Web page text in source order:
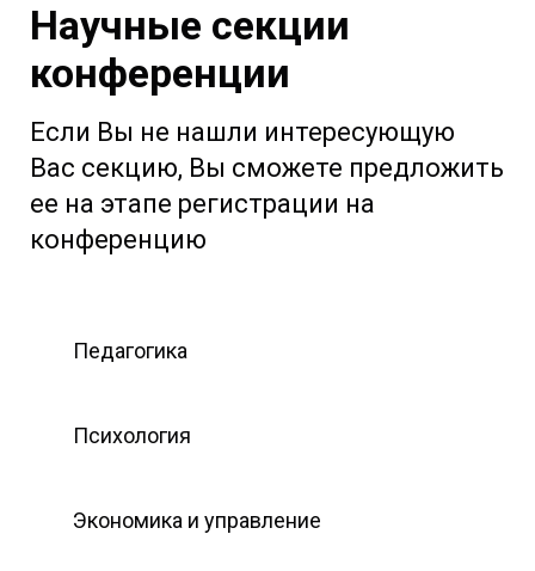
Научные секции
конференции
Если Вы не нашли интересующую
Вас секцию, Вы сможете предложить
ее на этапе регистрации на
конференцию
Педагогика
Психология
Экономика и управление